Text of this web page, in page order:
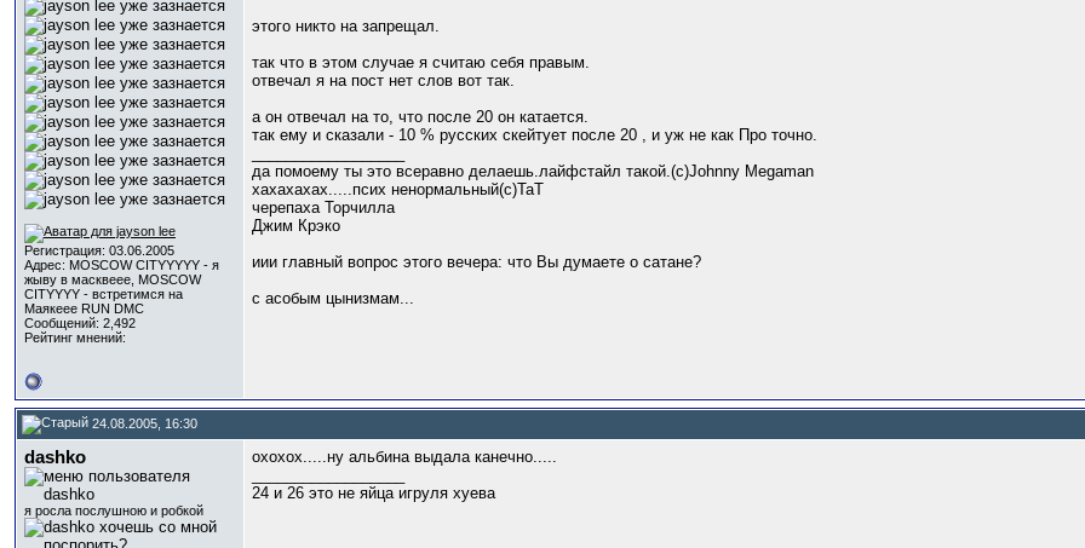
Регистрация: 03.06.2005
Адрес: MOSCOW CITYYYYY - я
жыву в масквеее, MOSCOW
CITYYYY - встретимся на
Маякеее RUN DMC
Сообщений: 2,492
Рейтинг мнений:
этого никто на запрещал.
так что в этом случае я считаю себя правым.
отвечал я на пост нет слов вот так.
а он отвечал на то, что после 20 он катается.
так ему и сказали - 10 % русских скейтует после 20 , и уж не как Про точно.
да помоему ты это всеравно делаешь.лайфстайл такой.(c)Johnny Megaman
хахахахах.....псих ненормальный(с)ТаТ
черепаха Торчилла
Джим Крэко
иии главный вопрос этого вечера: что Вы думаете о сатане?
с асобым цынизмам...
24.08.2005, 16:30
dashko
я росла послушною и робкой
охохох.....ну альбина выдала канечно.....
24 и 26 это не яйца игруля хуева